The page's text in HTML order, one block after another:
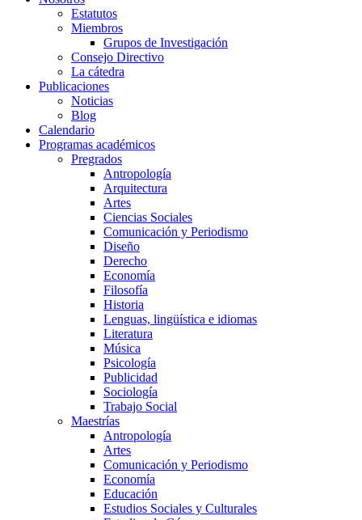
Estatutos
Miembros
Grupos de Investigación
Consejo Directivo
La cátedra
Publicaciones
Noticias
Blog
Calendario
Programas académicos
Pregrados
Antropología
Arquitectura
Artes
Ciencias Sociales
Comunicación y Periodismo
Diseño
Derecho
Economía
Filosofía
Historia
Lenguas, lingüística e idiomas
Literatura
Música
Psicología
Publicidad
Sociología
Trabajo Social
Maestrías
Antropología
Artes
Comunicación y Periodismo
Economía
Educación
Estudios Sociales y Culturales